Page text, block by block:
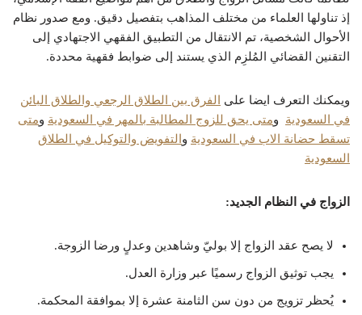
إذ تناولها العلماء من مختلف المذاهب بتفصيل دقيق. ومع صدور نظام
الأحوال الشخصية، تم الانتقال من التطبيق الفقهي الاجتهادي إلى
التقنين القضائي المُلزِم الذي يستند إلى ضوابط فقهية محددة.
ويمكنك التعرف ايضا على
الفرق بين الطلاق الرجعي والطلاق البائن
في السعودية ومتى يحق للزوج المطالبة بالمهر في السعودية ومتى
تسقط حضانة الاب في السعودية و التفويض والتوكيل في الطلاق
السعودية
الزواج في النظام الجديد:
لا يصح عقد الزواج إلا بوليّ وشاهدين وعدلٍ ورضا الزوجة.
يجب توثيق الزواج رسميًا عبر وزارة العدل.
يُحظر تزويج من دون سن الثامنة عشرة إلا بموافقة المحكمة.